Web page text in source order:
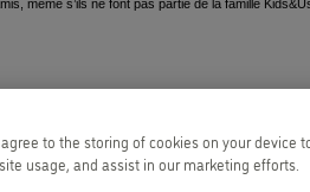
même s’ils ne font pas partie de la famille
agree to the storing of cookies on your device
usage, and assist in our marketing efforts.